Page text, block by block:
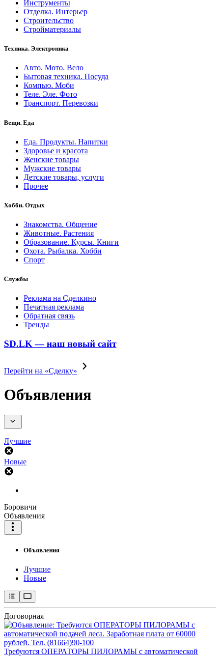
Инструменты
Отделка. Интерьер
Строительство
Стройматериалы
Техника. Электроника
Авто. Мото. Вело
Бытовая техника. Посуда
Компью. Моби
Теле. Эле. Фото
Транспорт. Перевозки
Вещи. Еда
Еда. Продукты. Напитки
Здоровье и красота
Женские товары
Мужские товары
Детские товары, услуги
Прочее
Хобби. Отдых
Знакомства. Общение
Животные. Растения
Образование. Курсы. Книги
Охота. Рыбалка. Хобби
Спорт
Службы
Реклама на Сделкино
Печатная реклама
Обратная связь
Тренды
SD.LK — наш новый сайт
Перейти на «Сделку»
Объявления
Лучшие
Новые
Боровичи
Объявления
Объявления
Лучшие
Новые
Договорная
Требуются ОПЕРАТОРЫ ПИЛОРАМЫ с автоматической